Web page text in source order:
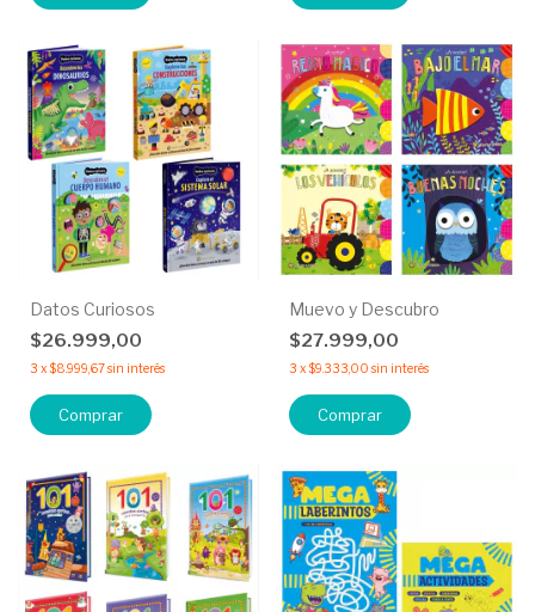
Datos Curiosos
$26.999,00
3 x$8.999,67sin interés
Comprar
Muevo y Descubro
$27.999,00
3 x$9.333,00 sin interés
Comprar